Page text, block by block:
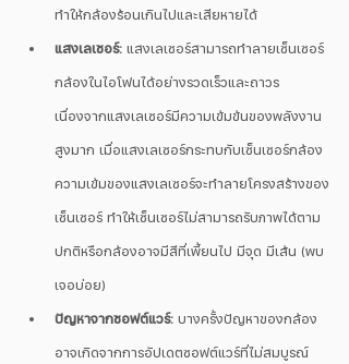
ทำให้กล้องร้อนเกินไปและเสียหายได้
แสงเลเซอร์: แสงเลเซอร์สามารถทำลายเซ็นเซอร์
กล้องในไอโฟนได้อย่างรวดเร็วและถาวร
เนื่องจากแสงเลเซอร์มีความเข้มข้นของพลังงาน
สูงมาก เมื่อแสงเลเซอร์กระทบกับเซ็นเซอร์กล้อง
ความเข้มของแสงเลเซอร์จะทำลายโครงสร้างของ
เซ็นเซอร์ ทำให้เซ็นเซอร์ไม่สามารถรับภาพได้ตาม
ปกติหรือกล้องอาจมีสีที่เพี้ยนไป มีจุด มีเส้น (พบ
เจอบ่อย)
ปัญหาจากซอฟต์แวร์: บางครั้งปัญหาของกล้อง
อาจเกิดจากการอัปเดตซอฟต์แวร์ที่ไม่สมบูรณ์